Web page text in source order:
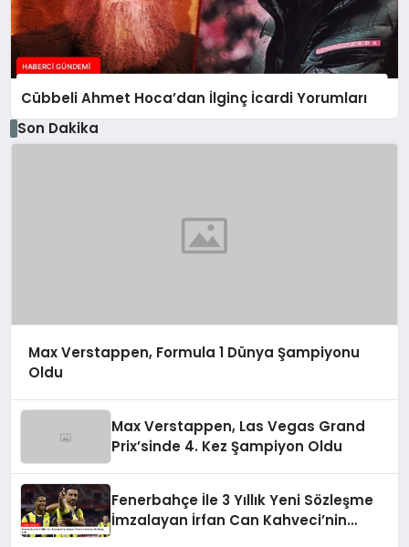
Cübbeli Ahmet Hoca’dan İlginç İcardi Yorumları
Son Dakika
Max Verstappen, Formula 1 Dünya Şampiyonu
Oldu
Max Verstappen, Las Vegas Grand
Prix’sinde 4. Kez Şampiyon Oldu
Fenerbahçe İle 3 Yıllık Yeni Sözleşme
İmzalayan İrfan Can Kahveci’nin